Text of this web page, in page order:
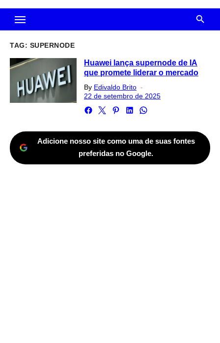
TAG: SUPERNODE
Huawei lança supernode de IA
que promete liderar o mercado
By Edivaldo Brito
on
22 de setembro de 2025
Adicione nosso site como uma de suas fontes
preferidas no Google.